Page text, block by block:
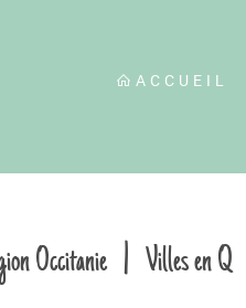
ACCUEIL
Occitanie | Villes en Q